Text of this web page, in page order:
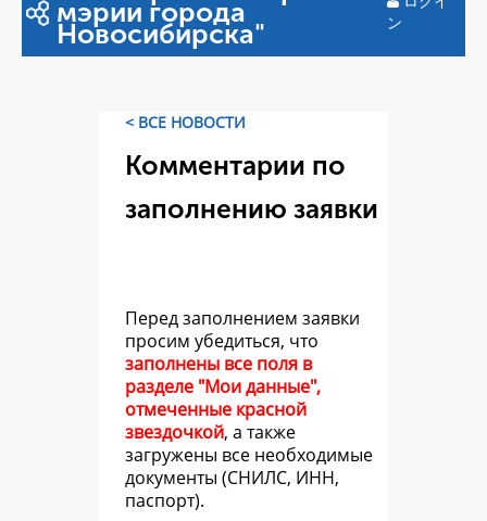
мэрии города
Новосибирска"
ン
< ВСЕ НОВОСТИ
Комментарии по
заполнению заявки
Перед заполнением заявки
просим убедиться, что
заполнены все поля в
разделе "Мои данные",
отмеченные красной
звездочкой, а также
загружены все необходимые
документы (СНИЛС, ИНН,
паспорт).